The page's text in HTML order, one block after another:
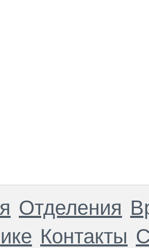
Отделения
Контакты